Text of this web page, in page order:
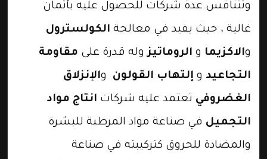
وتتنافس عدة شركات للحصول عليه بأثمان
غالية ، حيث يفيد في معالجة الكولسترول
والاكزيما و الروماتيز وله قدرة على مقاومة
التجاعيد و إلتهاب القولون والإنزلاق
الغضروفي تعتمد عليه شركات انتاج مواد
التجميل في صناعة مواد المرطبة للبشرة
والمضادة للحروق كتركيبته في صناعة